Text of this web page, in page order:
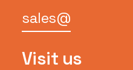
sales@
Visit us